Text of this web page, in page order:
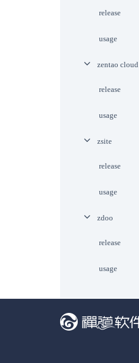
release
usage
zentao cloud
release
usage
zsite
release
usage
zdoo
release
usage